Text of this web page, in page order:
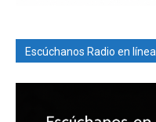
Escúchanos Radio en línea